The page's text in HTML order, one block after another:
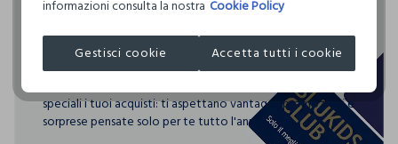
NON ASCIUGARE IN ASCIUGA BIANCHERIA A TAMBURO
ROTATIVO
TEMPERATURA MASSIMA DELLA PIASTRA DEL FERRO
110°C, LA STIRATURA A VAPORE PUO' PROVOCARE
DANNI IRREVERSIBILI
Indica quanto questo prodotto è facilmente
riciclabile
0.00
I nostri fornitori
MERIDIAN TEXTILES B.V.
MADE IN CAMBODIA
acquisti
Blukids card e Blukids Club sono le carte fedeltà che
speciali i tuoi acquisti: ti aspettano vantaggi, promozioni e
sorprese pensate solo per te tutto l'anno!
informazioni consulta la nostra Cookie Policy
Gestisci cookie Accetta tutti i cookie